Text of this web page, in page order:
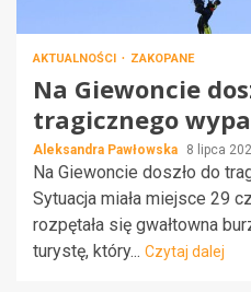
AKTUALNOŚCI ZAKOPANE
Na Giewoncie
tragicznego
Aleksandra Pawłowska 8 lipca
Na Giewoncie doszło do
Sytuacja miała miejsce 29
rozpętała się gwałtowna
turystę, który... Czytaj dalej